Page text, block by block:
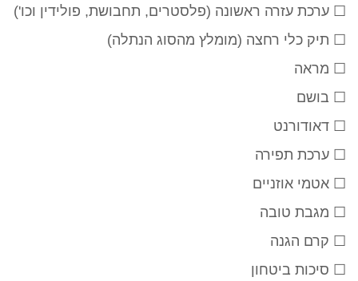
☐ ערכת עזרה ראשונה (פלסטרים, תחבושת, פולידין וכו')
☐ תיק כלי רחצה (מומלץ מהסוג הנתלה)
☐ מראה
☐ בושם
☐ דאודורנט
☐ ערכת תפירה
☐ אטמי אוזניים
☐ מגבת טובה
☐ קרם הגנה
☐ סיכות ביטחון